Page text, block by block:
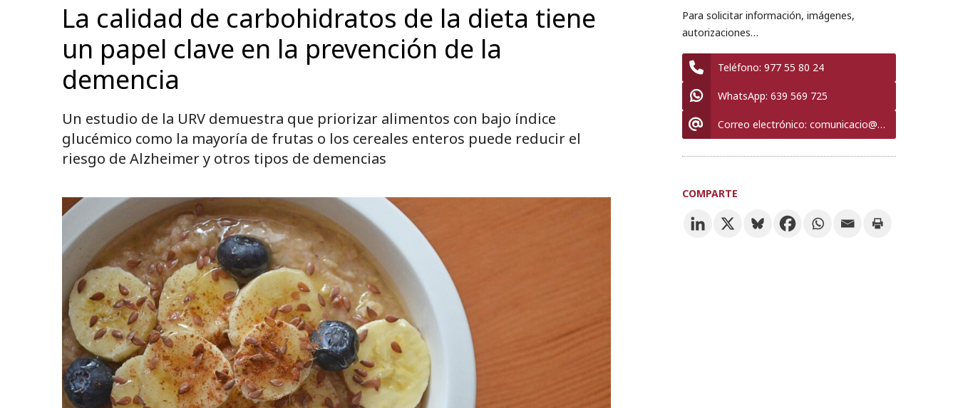
La calidad de carbohidratos de la dieta tiene
un papel clave en la prevención de la
demencia
Un estudio de la URV demuestra que priorizar alimentos con bajo índice
glucémico como la mayoría de frutas o los cereales enteros puede reducir el
riesgo de Alzheimer y otros tipos de demencias
Para solicitar información, imágenes,
autorizaciones…
Teléfono: 977 55 80 24
WhatsApp: 639 569 725
Correo electrónico: comunicacio@urv.cat
COMPARTE